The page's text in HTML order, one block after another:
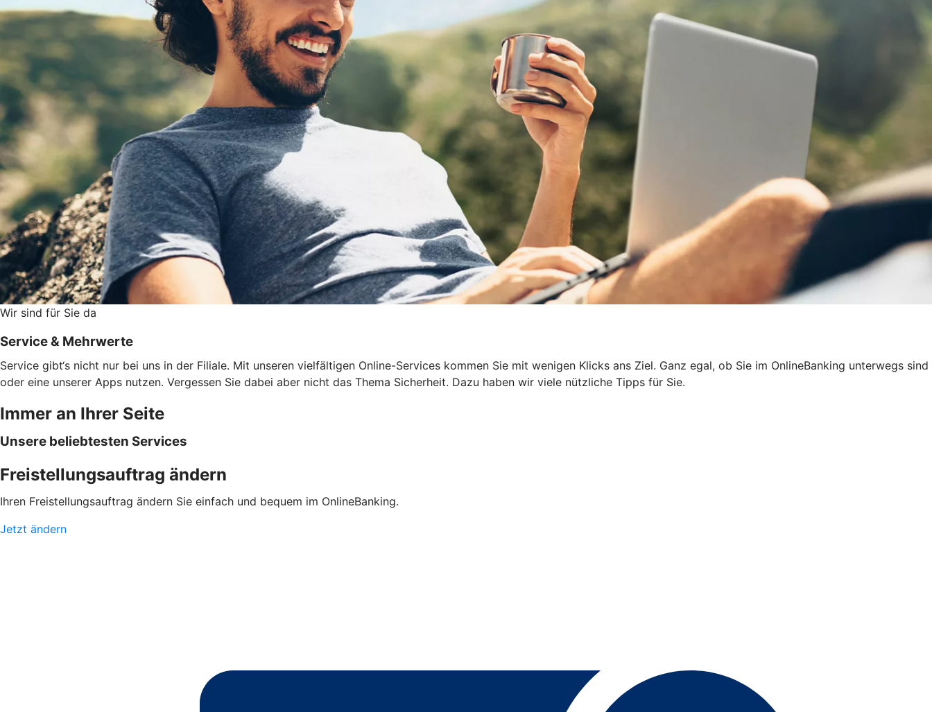
Wir sind für Sie da
Service & Mehrwerte
Service gibt‘s nicht nur bei uns in der Filiale. Mit unseren vielfältigen Online-Services kommen Sie mit wenigen Klicks ans Ziel. Ganz egal, ob Sie im OnlineBanking unterwegs sind
oder eine unserer Apps nutzen. Vergessen Sie dabei aber nicht das Thema Sicherheit. Dazu haben wir viele nützliche Tipps für Sie.
Immer an Ihrer Seite
Unsere beliebtesten Services
Freistellungsauftrag ändern
Ihren Freistellungsauftrag ändern Sie einfach und bequem im OnlineBanking.
Jetzt ändern